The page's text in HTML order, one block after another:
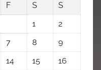
F S
S
1
2
7 8
9
14 15
16